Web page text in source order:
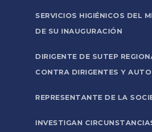
SERVICIOS HIGIÉNICOS DEL
DE SU INAUGURACIÓN
DIRIGENTE DE SUTEP
CONTRA DIRIGENTES Y
REPRESENTANTE DE LA
INVESTIGAN